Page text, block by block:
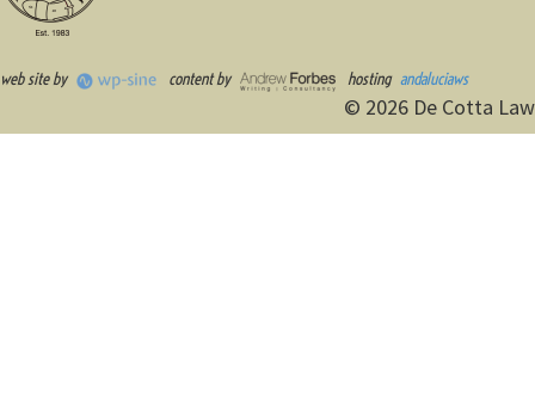
web site by content by hosting andaluciaws
© 2026 De Cotta Law